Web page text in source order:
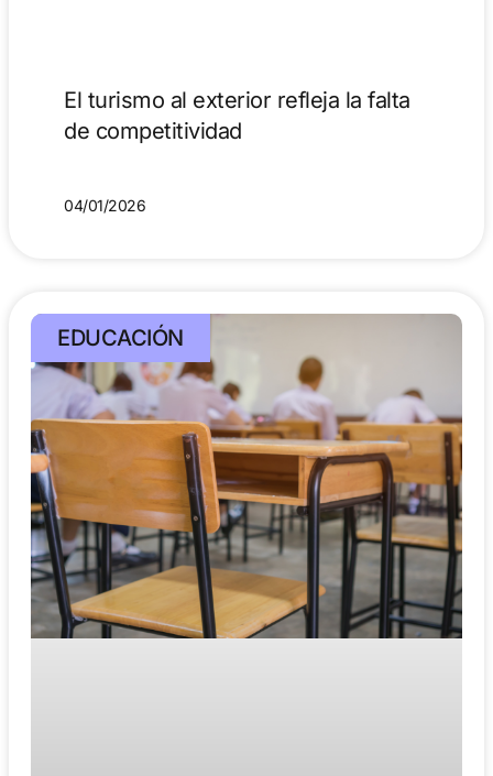
El turismo al exterior refleja la falta
de competitividad
04/01/2026
EDUCACIÓN